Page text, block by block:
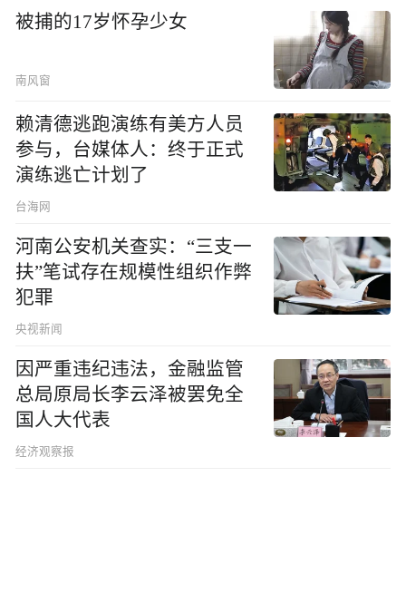
被捕的17岁怀孕少女
南风窗
赖清德逃跑演练有美方人员
参与，台媒体人：终于正式
演练逃亡计划了
台海网
河南公安机关查实：“三支一
扶”笔试存在规模性组织作弊
犯罪
央视新闻
因严重违纪违法，金融监管
总局原局长李云泽被罢免全
国人大代表
经济观察报